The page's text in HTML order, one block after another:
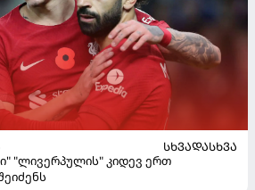
ᲡᲮᲕᲐᲓᲐᲡᲮᲕᲐ
"ლივერპულის" კიდევ ერთ